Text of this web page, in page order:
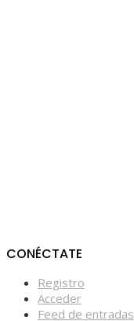
CONÉCTATE
Registro
Acceder
Feed de entradas